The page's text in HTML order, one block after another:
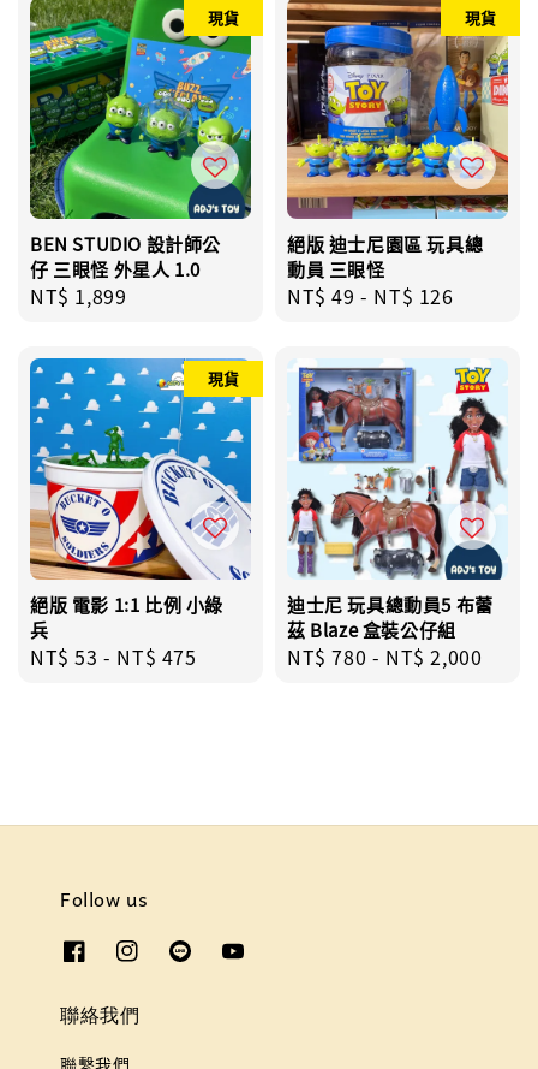
現貨
BEN STUDIO 設計師公
仔 三眼怪 外星人 1.0
Regular
NT$ 1,899
現貨
絕版 迪士尼園區 玩具總
動員 三眼怪
Regular
NT$ 49 - NT$ 126
現貨
絕版 電影 1:1 比例 小綠
兵
Regular
NT$ 53 - NT$ 475
迪士尼 玩具總動員5 布蕾
茲 Blaze 盒裝公仔組
Regular
NT$ 780 - NT$ 2,000
Follow us
聯絡我們
聯繫我們